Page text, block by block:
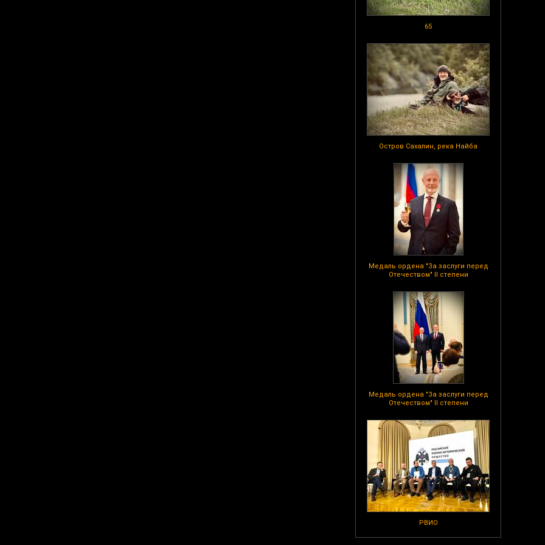
65
Остров Сахалин, река Найба
Медаль ордена "За заслуги перед
Отечеством" II степени
Медаль ордена "За заслуги перед
Отечеством" II степени
РВИО